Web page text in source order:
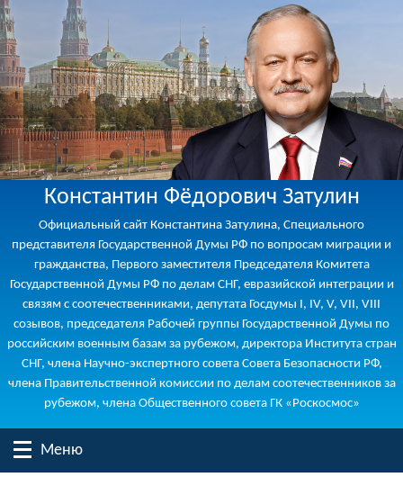
Константин Фёдорович Затулин
Официальный сайт Константина Затулина, Специального
представителя Государственной Думы РФ по вопросам миграции и
гражданства, Первого заместителя Председателя Комитета
Государственной Думы РФ по делам СНГ, евразийской интеграции и
связям с соотечественниками, депутата Госдумы I, IV, V, VII, VIII
созывов, председателя Рабочей группы Государственной Думы по
российским военным базам за рубежом, директора Института стран
СНГ, члена Научно-экспертного совета Совета Безопасности РФ,
члена Правительственной комиссии по делам соотечественников за
рубежом, члена Общественного совета ГК «Роскосмос»
Меню